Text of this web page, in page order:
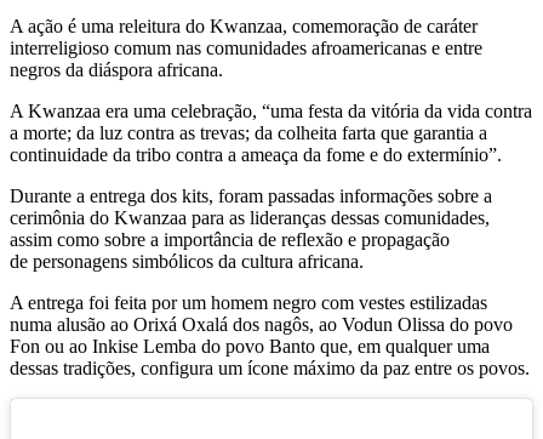
A ação é uma releitura do Kwanzaa, comemoração de caráter
interreligioso comum nas comunidades afroamericanas e entre
negros da diáspora africana.
A Kwanzaa era uma celebração, “uma festa da vitória da vida contra
a morte; da luz contra as trevas; da colheita farta que garantia a
continuidade da tribo contra a ameaça da fome e do extermínio”.
Durante a entrega dos kits, foram passadas informações sobre a
cerimônia do Kwanzaa para as lideranças dessas comunidades,
assim como sobre a importância de reflexão e propagação
de personagens simbólicos da cultura africana.
A entrega foi feita por um homem negro com vestes estilizadas
numa alusão ao Orixá Oxalá dos nagôs, ao Vodun Olissa do povo
Fon ou ao Inkise Lemba do povo Banto que, em qualquer uma
dessas tradições, configura um ícone máximo da paz entre os povos.